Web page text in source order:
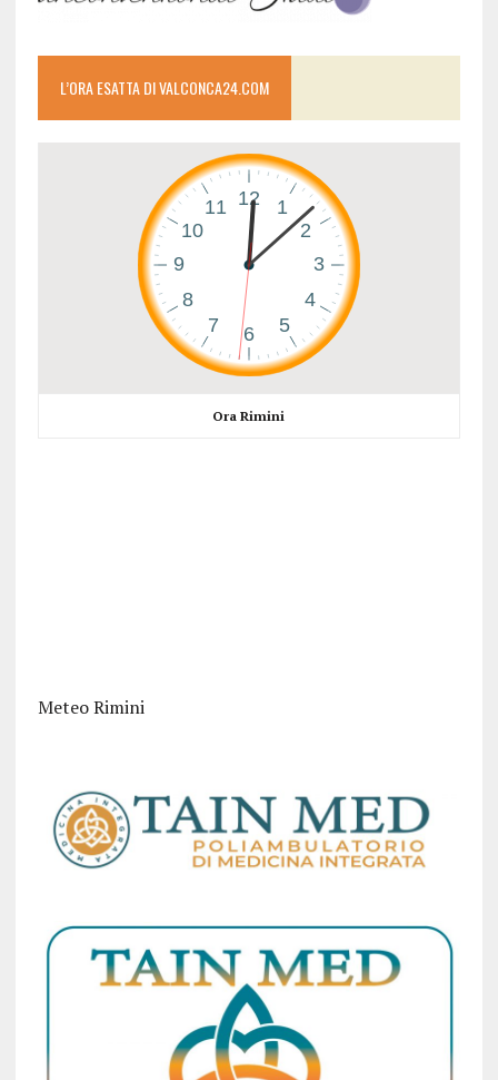
L’ORA ESATTA DI VALCONCA24.COM
Ora Rimini
Meteo Rimini